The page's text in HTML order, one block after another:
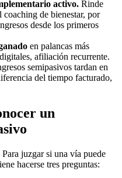
activo. Rinde
de bienestar, por
desde los primeros
en palancas más
afiliación recurrente.
semipasivos tardan en
del tiempo facturado,
un
juzgar si una vía puede
hacerse tres preguntas: